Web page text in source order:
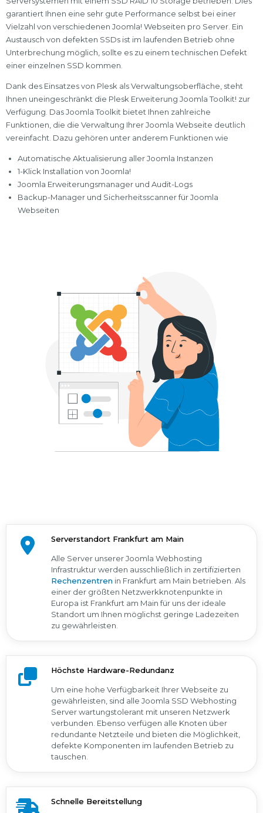
garantiert Ihnen eine sehr gute Performance selbst bei einer
Vielzahl von verschiedenen Joomla! Webseiten pro Server. Ein
Austausch von defekten SSDs ist im laufenden Betrieb ohne
Unterbrechung möglich, sollte es zu einem technischen Defekt
einer einzelnen SSD kommen.
Dank des Einsatzes von Plesk als Verwaltungsoberfläche, steht
Ihnen uneingeschränkt die Plesk Erweiterung Joomla Toolkit! zur
Verfügung. Das Joomla Toolkit bietet Ihnen zahlreiche
Funktionen, die die Verwaltung Ihrer Joomla Webseite deutlich
vereinfacht. Dazu gehören unter anderem Funktionen wie
Automatische Aktualisierung aller Joomla Instanzen
1-Klick Installation von Joomla!
Joomla Erweiterungsmanager und Audit-Logs
Backup-Manager und Sicherheitsscanner für Joomla
Webseiten
Serverstandort Frankfurt am Main
Alle Server unserer Joomla Webhosting
Infrastruktur werden ausschließlich in zertifizierten
Rechenzentren in Frankfurt am Main betrieben. Als
einer der größten Netzwerkknotenpunkte in
Europa ist Frankfurt am Main für uns der ideale
Standort um Ihnen möglichst geringe Ladezeiten
zu gewährleisten.
Höchste Hardware-Redundanz
Um eine hohe Verfügbarkeit Ihrer Webseite zu
gewährleisten, sind alle Joomla SSD Webhosting
Server wartungstolerant mit unseren Netzwerk
verbunden. Ebenso verfügen alle Knoten über
redundante Netzteile und bieten die Möglichkeit,
defekte Komponenten im laufenden Betrieb zu
tauschen.
Schnelle Bereitstellung